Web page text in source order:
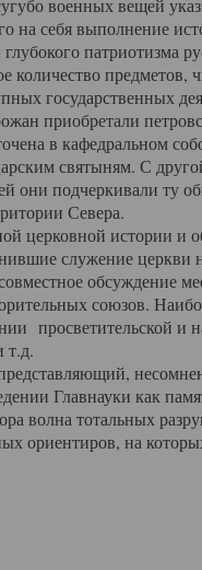
военных вещей
на себя выполнение
патриотизма
предметов,
государственных
приобретали
в кафедральном
святыням. С
они подчеркивали ту
Севера.
истории и
служение
обсуждение
союзов.
просветительской и
Главнауки как
волна тотальных
ориентиров, на